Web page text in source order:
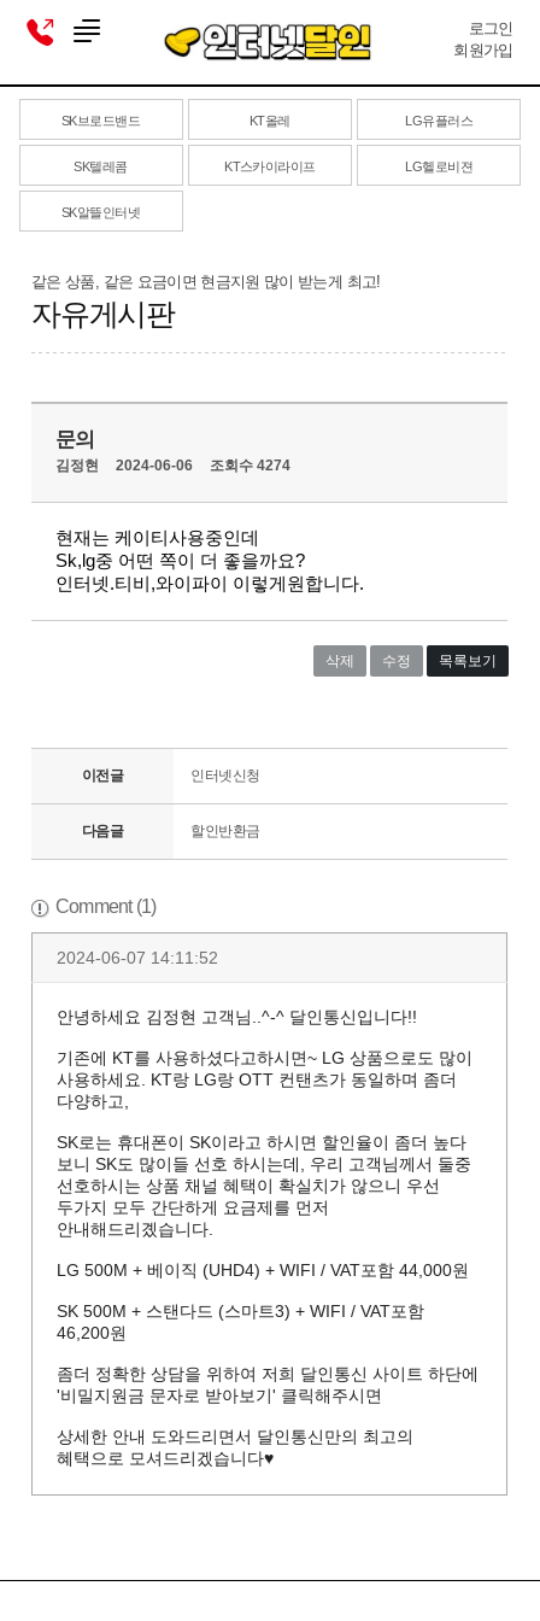
로그인
회원가입
SK브로드밴드 KT올레 LG유플러스
SK텔레콤 KT스카이라이프 LG헬로비젼
SK알뜰인터넷
같은 상품, 같은 요금이면 현금지원 많이 받는게 최고!
자유게시판
문의
김정현 2024-06-06 조회수 4274
현재는 케이티사용중인데
Sk,lg중 어떤 쪽이 더 좋을까요?
인터넷.티비,와이파이 이렇게원합니다.
삭제 수정 목록보기
이전글 인터넷신청
다음글 할인반환금
Comment (1)
2024-06-07 14:11:52
안녕하세요 김정현 고객님..^-^ 달인통신입니다!!
기존에 KT를 사용하셨다고하시면~ LG 상품으로도 많이
사용하세요. KT랑 LG랑 OTT 컨탠츠가 동일하며 좀더
다양하고,
SK로는 휴대폰이 SK이라고 하시면 할인율이 좀더 높다
보니 SK도 많이들 선호 하시는데, 우리 고객님께서 둘중
선호하시는 상품 채널 혜택이 확실치가 않으니 우선
두가지 모두 간단하게 요금제를 먼저
안내해드리곘습니다.
LG 500M + 베이직 (UHD4) + WIFI / VAT포함 44,000원
SK 500M + 스탠다드 (스마트3) + WIFI / VAT포함
46,200원
좀더 정확한 상담을 위하여 저희 달인통신 사이트 하단에
'비밀지원금 문자로 받아보기' 클릭해주시면
상세한 안내 도와드리면서 달인통신만의 최고의
혜택으로 모셔드리겠습니다♥